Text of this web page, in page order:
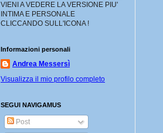
VIENI A VEDERE LA VERSIONE PIU'
INTIMA E PERSONALE
CLICCANDO SULL'ICONA !
Informazioni personali
Andrea Messersì
Visualizza il mio profilo completo
SEGUI NAVIGAMUS
Post